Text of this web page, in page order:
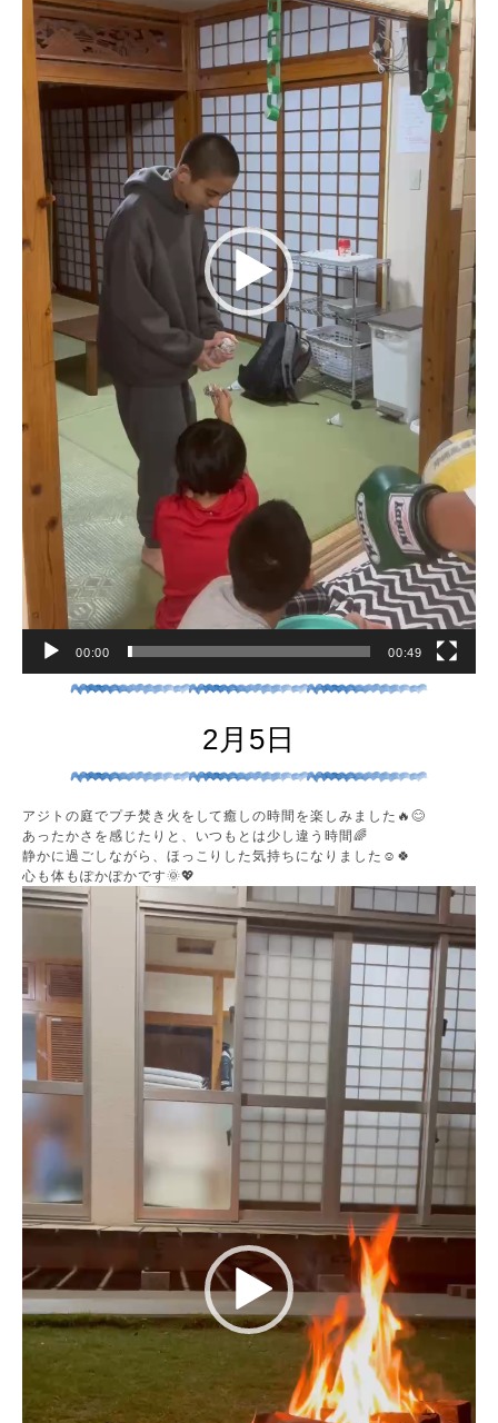
ヤ
ー
00:00 00:49
2月5日
アジトの庭でプチ焚き火をして癒しの時間を楽しみました🔥😊
あったかさを感じたりと、いつもとは少し違う時間🌈
静かに過ごしながら、ほっこりした気持ちになりました☺️🍀
心も体もぽかぽかです🌞💖
動
レ
ー
ヤ
ー